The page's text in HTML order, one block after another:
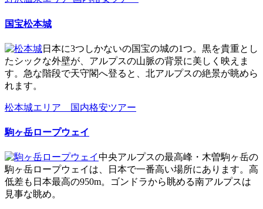
国宝松本城
日本に3つしかないの国宝の城の1つ。黒を貴重とし
たシックな外壁が、アルプスの山脈の背景に美しく映えま
す。急な階段で天守閣へ登ると、北アルプスの絶景が眺めら
れます。
松本城エリア 国内格安ツアー
駒ヶ岳ロープウェイ
中央アルプスの最高峰・木曽駒ヶ岳の
駒ヶ岳ロープウェイは、日本で一番高い場所にあります。高
低差も日本最高の950m。ゴンドラから眺める南アルプスは
見事な眺め。